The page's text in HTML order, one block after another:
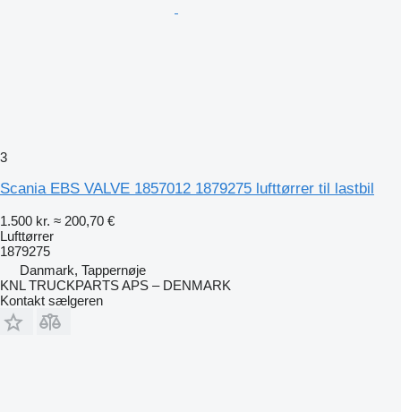
3
Scania EBS VALVE 1857012 1879275 lufttørrer til lastbil
1.500 kr. ≈ 200,70 €
Lufttørrer
1879275
Danmark, Tappernøje
KNL TRUCKPARTS APS – DENMARK
Kontakt sælgeren